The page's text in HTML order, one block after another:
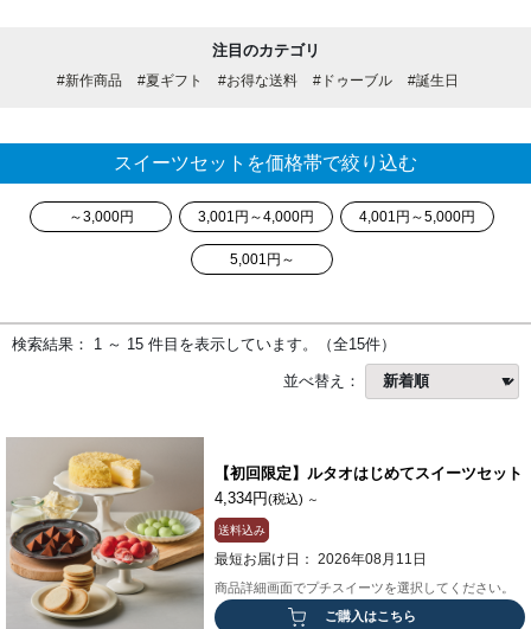
注目のカテゴリ
#新作商品 #夏ギフト #お得な送料 #ドゥーブル #誕生日
スイーツセットを価格帯で絞り込む
～3,000円 3,001円～4,000円 4,001円～5,000円
5,001円～
検索結果： 1 ～ 15 件目を表示しています。（全15件）
並べ替え：
【初回限定】ルタオはじめてスイーツセット
4,334円(税込) ～
送料込み
最短お届け日： 2026年08月11日
商品詳細画面でプチスイーツを選択してください。
ご購入はこちら